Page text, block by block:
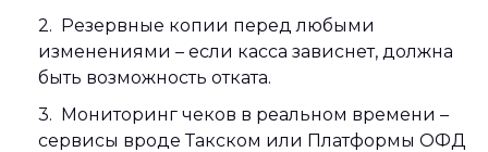
Резервные копии перед любыми
изменениями – если касса зависнет, должна
быть возможность отката.
Мониторинг чеков в реальном времени –
сервисы вроде Такском или Платформы ОФД